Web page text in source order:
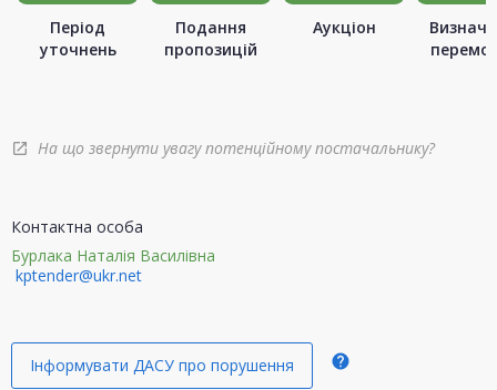
Період
уточнень
Подання
пропозицій
Аукціон
open_in_new На що звернути увагу потенційному постачальнику?
Контактна особа
Бурлака Наталія Василівна
kptender@ukr.net
Інформувати ДАСУ про порушення help